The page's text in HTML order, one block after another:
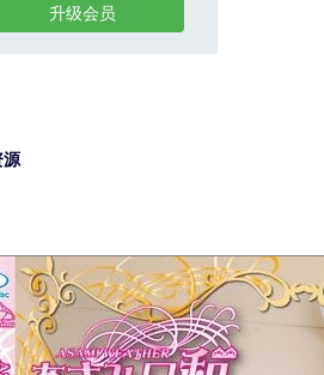
升级会员
源